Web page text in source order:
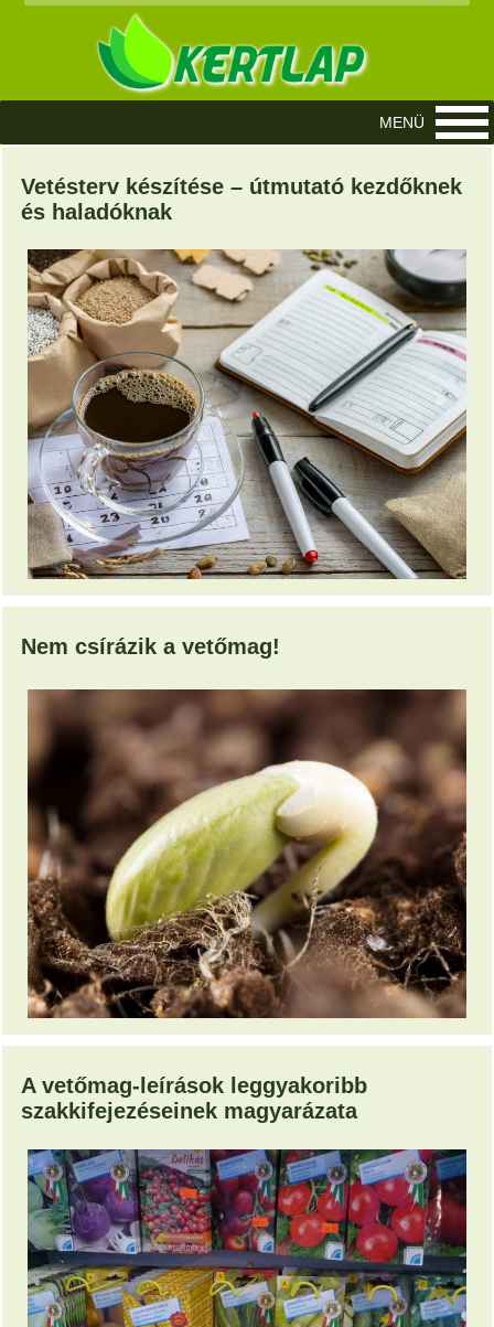
Vetésterv készítése – útmutató kezdőknek
és haladóknak
Nem csírázik a vetőmag!
A vetőmag-leírások leggyakoribb
szakkifejezéseinek magyarázata